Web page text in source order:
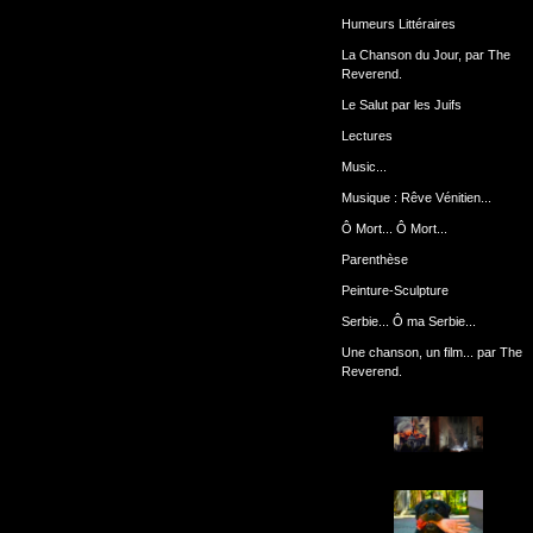
Humeurs Littéraires
La Chanson du Jour, par The
Reverend.
Le Salut par les Juifs
Lectures
Music...
Musique : Rêve Vénitien...
Ô Mort... Ô Mort...
Parenthèse
Peinture-Sculpture
Serbie... Ô ma Serbie...
Une chanson, un film... par The
Reverend.